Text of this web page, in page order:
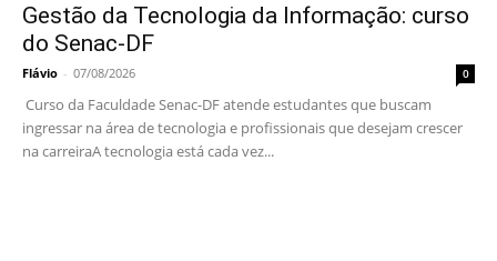
Gestão da Tecnologia da Informação: curso
do Senac-DF
Flávio - 07/08/2026 0
Curso da Faculdade Senac-DF atende estudantes que buscam
ingressar na área de tecnologia e profissionais que desejam crescer
na carreiraA tecnologia está cada vez...